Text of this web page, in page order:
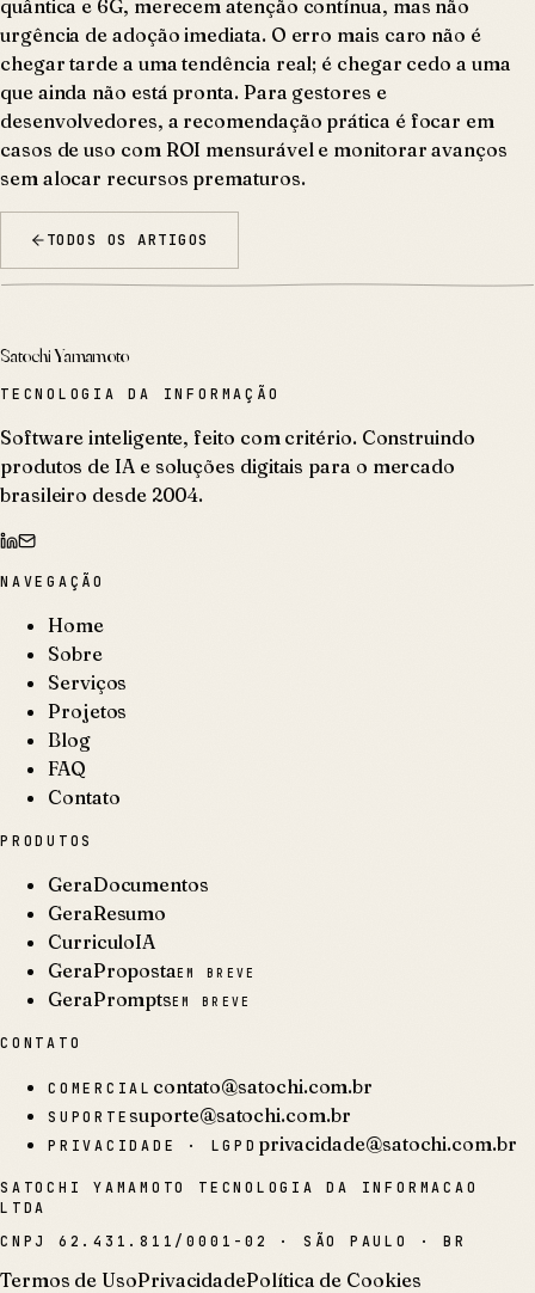
quântica e 6G, merecem atenção contínua, mas não
urgência de adoção imediata. O erro mais caro não é
chegar tarde a uma tendência real; é chegar cedo a uma
que ainda não está pronta. Para gestores e
desenvolvedores, a recomendação prática é focar em
casos de uso com ROI mensurável e monitorar avanços
sem alocar recursos prematuros.
TODOS OS ARTIGOS
Satochi Yamamoto
TECNOLOGIA DA INFORMAÇÃO
Software inteligente, feito com critério. Construindo
produtos de IA e soluções digitais para o mercado
brasileiro desde 2004.
NAVEGAÇÃO
Home
Sobre
Serviços
Projetos
Blog
FAQ
Contato
PRODUTOS
GeraDocumentos
GeraResumo
CurriculoIA
GeraPropostaEM BREVE
GeraPromptsEM BREVE
CONTATO
COMERCIAL contato@satochi.com.br
SUPORTEsuporte@satochi.com.br
PRIVACIDADE · LGPD privacidade@satochi.com.br
SATOCHI YAMAMOTO TECNOLOGIA DA INFORMACAO
LTDA
CNPJ 62.431.811/0001-02 · SÃO PAULO · BR
Termos de UsoPrivacidadePolítica de Cookies